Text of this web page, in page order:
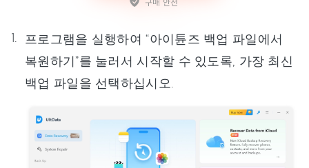
프로그램을 실행하여 “아이튠즈 백업 파일에서
복원하기”를 눌러서 시작할 수 있도록, 가장 최신
백업 파일을 선택하십시오.